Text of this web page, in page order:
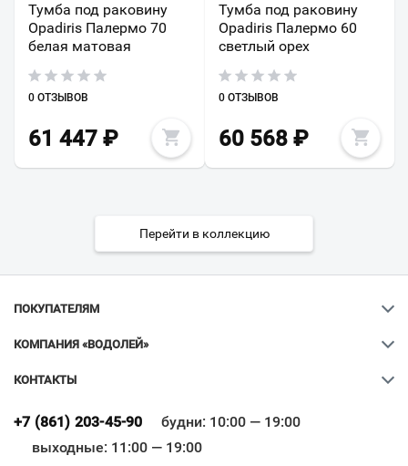
Тумба под раковину
Opadiris Палермо 70
белая матовая
0 ОТЗЫВОВ
61 447 ₽
Тумба под раковину
Opadiris Палермо 60
светлый орех
0 ОТЗЫВОВ
60 568₽
Перейти в коллекцию
ПОКУПАТЕЛЯМ
КОМПАНИЯ «ВОДОЛЕЙ»
КОНТАКТЫ
+7 (861) 203-45-90
будни: 10:00 — 19:00
выходные: 11:00 — 19:00
Всё верно